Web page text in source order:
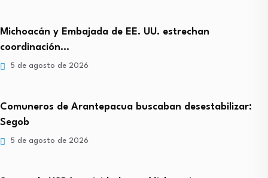
Michoacán y Embajada de EE. UU. estrechan
coordinación…
5 de agosto de 2026
Comuneros de Arantepacua buscaban desestabilizar:
Segob
5 de agosto de 2026